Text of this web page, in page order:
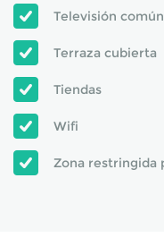
Televisión común
Terraza cubierta
Tiendas
Wifi
Zona restringida